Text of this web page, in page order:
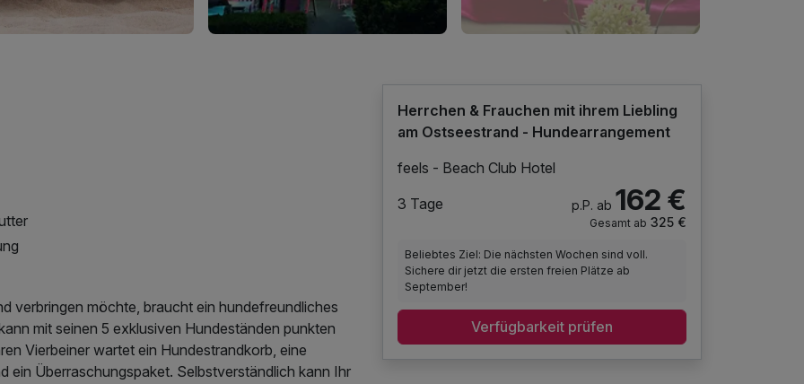
verbringen möchte, braucht ein hundefreundliches
mit seinen 5 exklusiven Hundeständen punkten
Vierbeiner wartet ein Hundestrandkorb, eine
ein Überraschungspaket. Selbstverständlich kann Ihr
Herrchen & Frauchen mit ihrem Liebling
am Ostseestrand - Hundearrangement
feels - Beach Club Hotel
3 Tage
p.P. ab 162 €
Gesamt ab 325 €
Beliebtes Ziel: Die nächsten Wochen sind voll.
Sichere dir jetzt die ersten freien Plätze ab
September!
Verfügbarkeit prüfen